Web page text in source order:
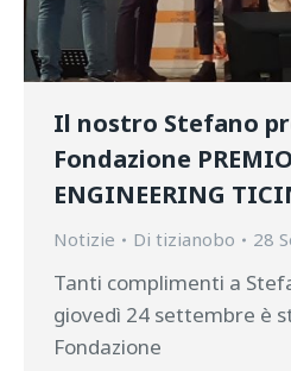
Il nostro Stefano
Fondazione
ENGINEERING
Notizie Di tizianobo 28
Tanti complimenti a
giovedì 24 settembre è
Fondazione